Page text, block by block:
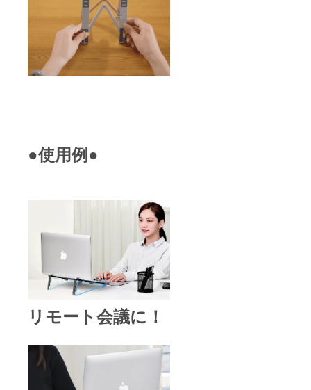
●使用例●
リモート会議に！